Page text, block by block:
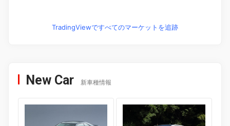
TradingViewですべてのマーケットを追跡
New Car 新車種情報